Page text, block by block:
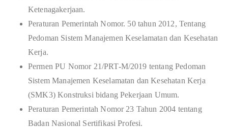
Ketenagakerjaan.
Peraturan Pemerintah Nomor. 50 tahun 2012, Tentang
Pedoman Sistem Manajemen Keselamatan dan Kesehatan
Kerja.
Permen PU Nomor 21/PRT-M/2019 tentang Pedoman
Sistem Manajemen Keselamatan dan Kesehatan Kerja
(SMK3) Konstruksi bidang Pekerjaan Umum.
Peraturan Pemerintah Nomor 23 Tahun 2004 tentang
Badan Nasional Sertifikasi Profesi.